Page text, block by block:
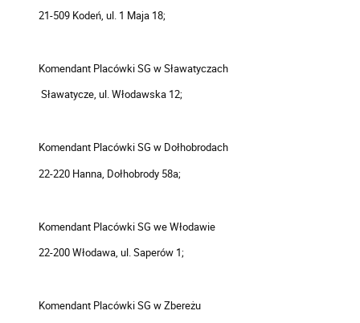
21-509 Kodeń, ul. 1 Maja 18;
Komendant Placówki SG w Sławatyczach
Sławatycze, ul. Włodawska 12;
Komendant Placówki SG w Dołhobrodach
22-220 Hanna, Dołhobrody 58a;
Komendant Placówki SG we Włodawie
22-200 Włodawa, ul. Saperów 1;
Komendant Placówki SG w Zbereżu